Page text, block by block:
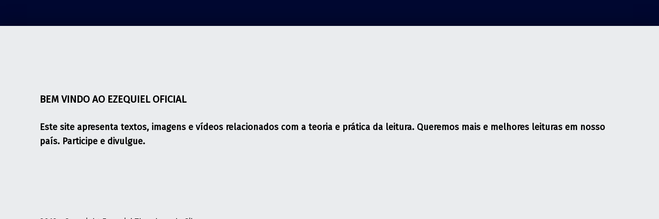
BEM VINDO AO EZEQUIEL OFICIAL
Este site apresenta textos, imagens e vídeos relacionados com a teoria e prática da leitura. Queremos mais e melhores leituras em nosso
país. Participe e divulgue.